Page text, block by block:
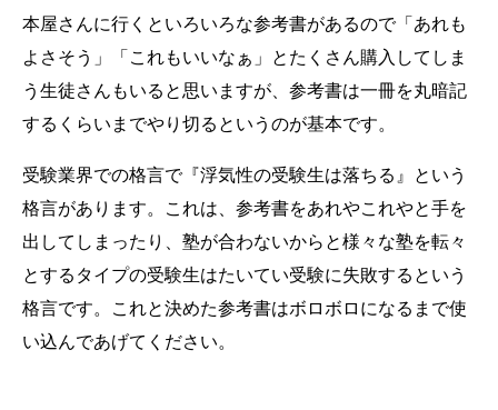
本屋さんに行くといろいろな参考書があるので「あれも
よさそう」「これもいいなぁ」とたくさん購入してしま
う生徒さんもいると思いますが、参考書は一冊を丸暗記
するくらいまでやり切るというのが基本です。
受験業界での格言で『浮気性の受験生は落ちる』という
格言があります。これは、参考書をあれやこれやと手を
出してしまったり、塾が合わないからと様々な塾を転々
とするタイプの受験生はたいてい受験に失敗するという
格言です。これと決めた参考書はボロボロになるまで使
い込んであげてください。